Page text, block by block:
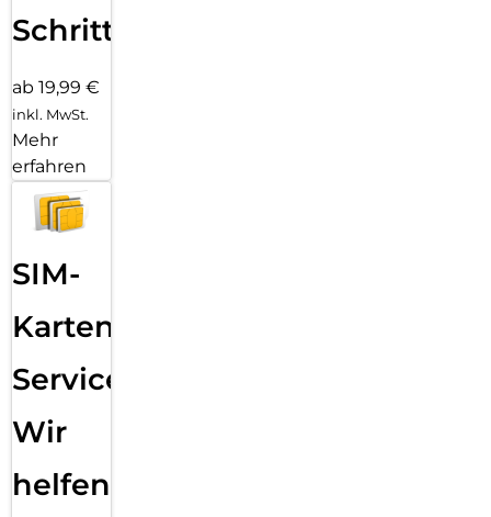
Schritten
ab 19,99 €
inkl. MwSt.
Mehr
erfahren
SIM-
Karten
Service:
Wir
helfen